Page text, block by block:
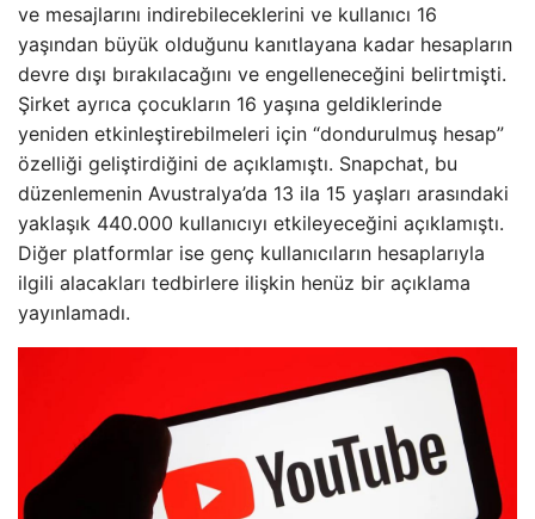
ve mesajlarını indirebileceklerini ve kullanıcı 16
yaşından büyük olduğunu kanıtlayana kadar hesapların
devre dışı bırakılacağını ve engelleneceğini belirtmişti.
Şirket ayrıca çocukların 16 yaşına geldiklerinde
yeniden etkinleştirebilmeleri için “dondurulmuş hesap”
özelliği geliştirdiğini de açıklamıştı. Snapchat, bu
düzenlemenin Avustralya’da 13 ila 15 yaşları arasındaki
yaklaşık 440.000 kullanıcıyı etkileyeceğini açıklamıştı.
Diğer platformlar ise genç kullanıcıların hesaplarıyla
ilgili alacakları tedbirlere ilişkin henüz bir açıklama
yayınlamadı.